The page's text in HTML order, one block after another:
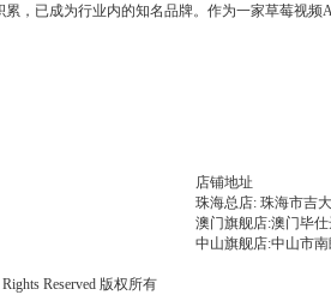
，已成为行业内的知名品牌。作为一家草莓视
店铺地址
珠海总店: 珠海市吉
澳门旗舰店:澳门毕
中山旗舰店:中山市
Reserved 版权所有